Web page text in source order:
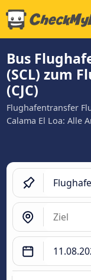
Bus
(SCL) zum
(CJC)
Flughafentransfer
Calama El Loa: Alle